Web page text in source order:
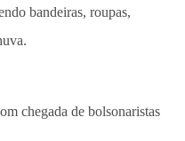
bandeiras, roupas,